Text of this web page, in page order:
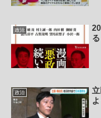
政治
る
政治